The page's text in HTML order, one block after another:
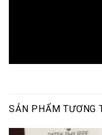
SẢN PHẨM TƯƠNG